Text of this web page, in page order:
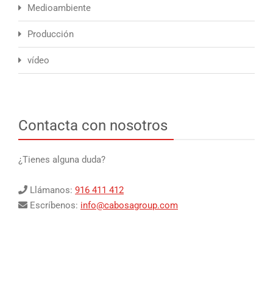
Medioambiente
Producción
vídeo
Contacta con nosotros
¿Tienes alguna duda?
Llámanos: 916 411 412
Escríbenos: info@cabosagroup.com